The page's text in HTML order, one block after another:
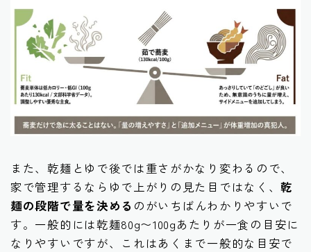
また、乾麺とゆで後では重さがかなり変わるので、
家で管理するならゆで上がりの見た目ではなく、乾
麺の段階で量を決める のがいちばんわかりやすいで
す。一般的には乾麺80g〜100gあたりが一食の目安に
なりやすいですが、これはあくまで一般的な目安で